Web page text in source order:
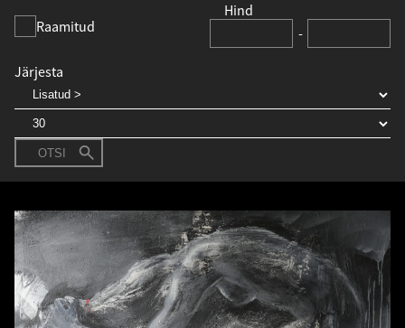
Hind
-
Raamitud
Järjesta
OTSI